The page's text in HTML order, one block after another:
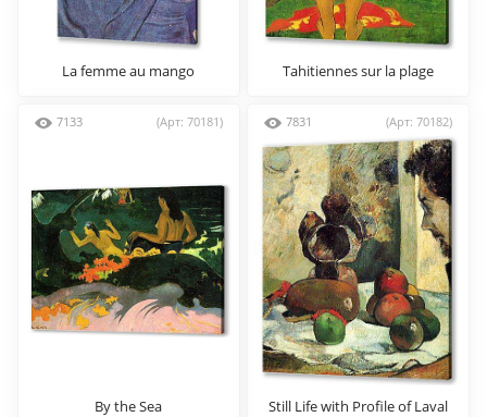
La femme au mango Tahitiennes sur la plage
7133 (Арт: 70181)
By the Sea
7831 (Арт: 70182)
Still Life with Profile of Laval